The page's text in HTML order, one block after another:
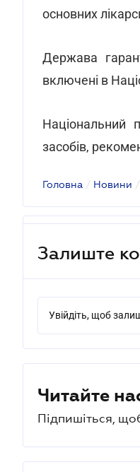
основних
Держава
включені в
Національний
засобів,
Головна / Новини /
Залиште
Увійдіть, щоб
Читайте
Підпишіться,